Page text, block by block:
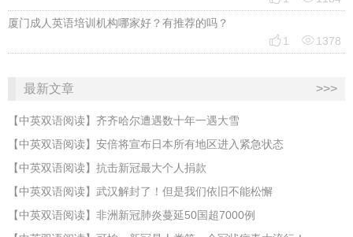
厦门成人英语培训机构哪家好？有推荐的吗？
 1 1378
最新文章 >>>
【中英双语阅读】齐齐哈尔遭遇数十年一遇大雪
【中英双语阅读】安倍将宣布日本所有地区进入紧急状态
【中英双语阅读】抗击新冠最大个人捐款
【中英双语阅读】武汉解封了！但是我们依旧不能松懈
【中英双语阅读】非洲新冠肺炎蔓延50国超7000例